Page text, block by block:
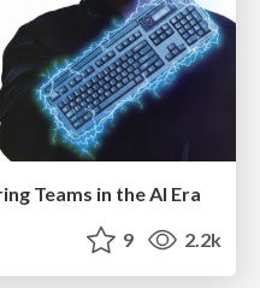
Teams in the AI Era
9 2.2k